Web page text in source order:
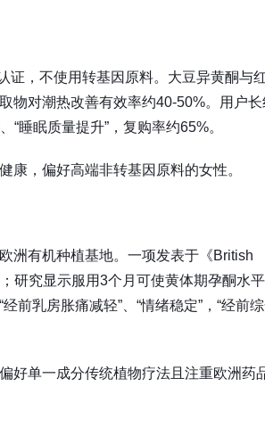
证，不使用转基因原料。大豆异黄酮与
物对潮热改善有效率约40-50%。用户长
睡眠质量提升”，复购率约65%。
康，偏好高端非转基因原料的女性。
洲有机种植基地。一项发表于《British
研究显示服用3个月可使黄体期孕酮水
前乳房胀痛减轻”、“情绪稳定”，“经前
好单一成分传统植物疗法且注重欧洲药